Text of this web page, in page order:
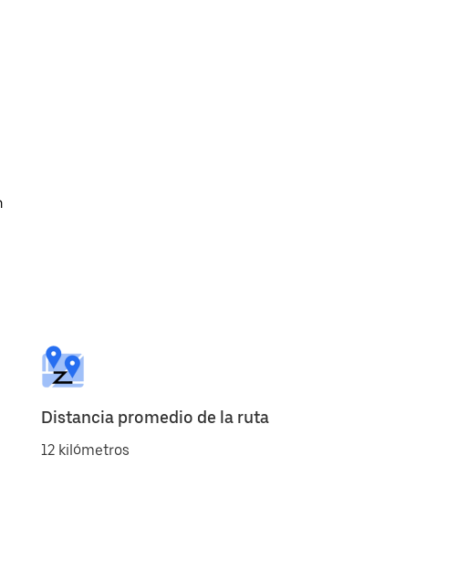
Distancia promedio de la ruta
12 kilómetros